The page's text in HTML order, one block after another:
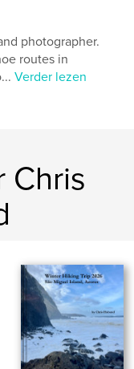
photographer.
routes in
Verder lezen
Chris